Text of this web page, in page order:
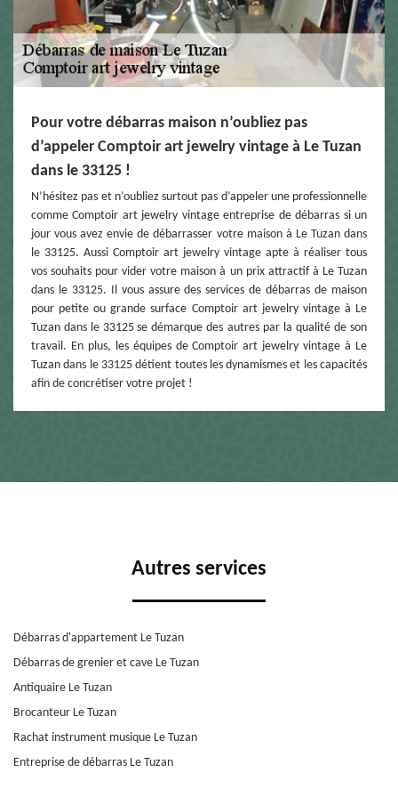
Pour votre débarras maison n’oubliez pas
d’appeler Comptoir art jewelry vintage à Le Tuzan
dans le 33125 !
N’hésitez pas et n’oubliez surtout pas d’appeler une professionnelle
comme Comptoir art jewelry vintage entreprise de débarras si un
jour vous avez envie de débarrasser votre maison à Le Tuzan dans
le 33125. Aussi Comptoir art jewelry vintage apte à réaliser tous
vos souhaits pour vider votre maison à un prix attractif à Le Tuzan
dans le 33125. Il vous assure des services de débarras de maison
pour petite ou grande surface Comptoir art jewelry vintage à Le
Tuzan dans le 33125 se démarque des autres par la qualité de son
travail. En plus, les équipes de Comptoir art jewelry vintage à Le
Tuzan dans le 33125 détient toutes les dynamismes et les capacités
afin de concrétiser votre projet !
Autres services
Débarras d'appartement Le Tuzan
Débarras de grenier et cave Le Tuzan
Antiquaire Le Tuzan
Brocanteur Le Tuzan
Rachat instrument musique Le Tuzan
Entreprise de débarras Le Tuzan